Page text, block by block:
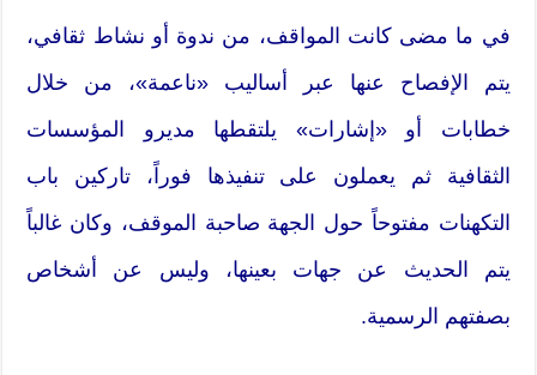
في ما مضى كانت المواقف، من ندوة أو نشاط ثقافي،
يتم الإفصاح عنها عبر أساليب «ناعمة»، من خلال
خطابات أو «إشارات» يلتقطها مديرو المؤسسات
الثقافية ثم يعملون على تنفيذها فوراً، تاركين باب
التكهنات مفتوحاً حول الجهة صاحبة الموقف، وكان غالباً
يتم الحديث عن جهات بعينها، وليس عن أشخاص
بصفتهم الرسمية.